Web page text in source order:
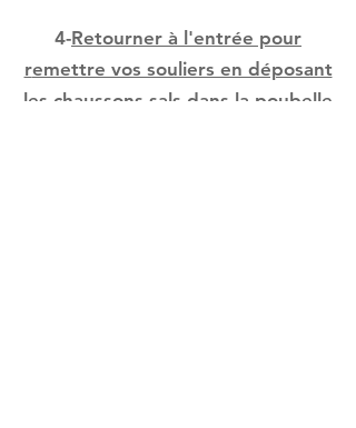
4-Retourner à l'entrée pour
remettre vos souliers en déposant
les chaussons sals dans la poubelle